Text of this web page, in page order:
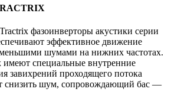
фазоинверторы акустики серии
эффективное движение
шумами на нижних частотах.
специальные внутренние
завихрений проходящего потока
снизить шум, сопровождающий бас —